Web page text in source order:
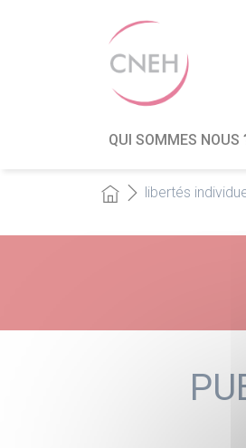
QUI SOMMES NOUS
libertés